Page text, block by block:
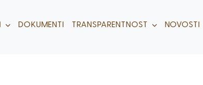
DOKUMENTI TRANSPARENTNOST NOVOSTI